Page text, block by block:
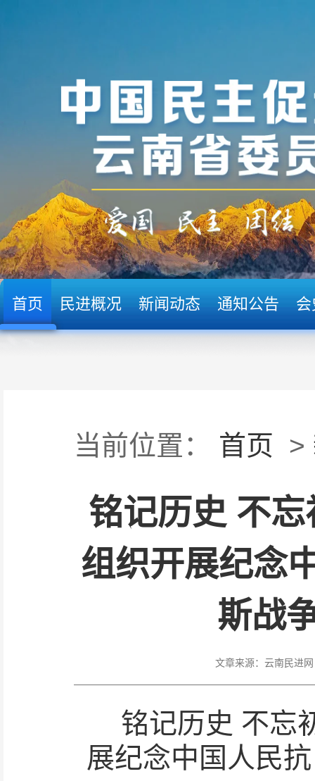
首页 民进概况 新闻动态 通知公告 会
当前位置： 首页 >
铭记历史 不
组织开展纪念
斯战
文章来源： 云南民进网
铭记历史 不
展纪念中国人民